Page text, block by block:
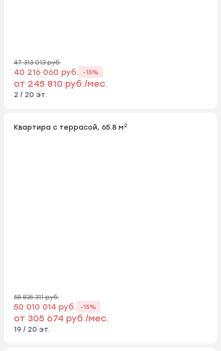
47 313 013 руб.
40 216 060 руб. -15%
от 245 810 руб./мес.
2 / 20 эт.
Квартира с террасой, 65.8 м2
58 835 311 руб.
50 010 014 руб. -15%
от 305 674 руб./мес.
19 / 20 эт.